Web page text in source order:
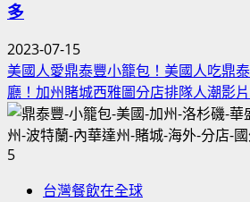
多
2023-07-15
美國人愛鼎泰豐小籠包！美國人吃鼎
廳！加州賭城西雅圖分店排隊人潮影
5
台灣餐飲在全球